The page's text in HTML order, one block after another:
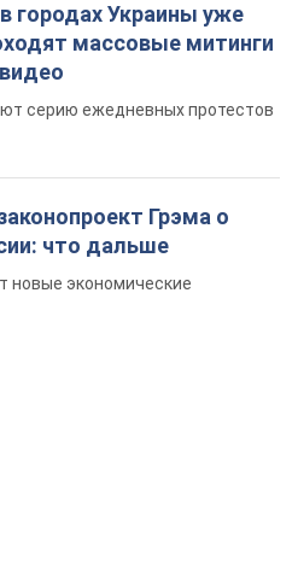
городах Украины уже
массовые митинги
серию ежедневных протестов
Грэма о
что дальше
новые экономические